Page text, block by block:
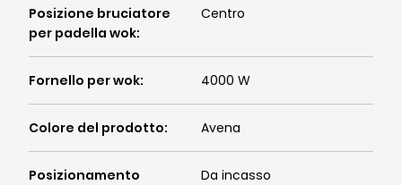
Posizione bruciatore
per padella wok:
Centro
Fornello per wok: 4000 W
Colore del prodotto: Avena
Posizionamento
Da incasso